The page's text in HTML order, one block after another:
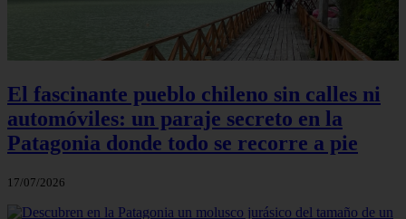
El fascinante pueblo chileno sin calles ni
automóviles: un paraje secreto en la
Patagonia donde todo se recorre a pie
17/07/2026